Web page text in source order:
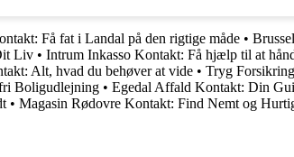
Få fat i Landal på den rigtige måde •
Liv • Intrum Inkasso Kontakt: Få hjælp til at
Alt, hvad du behøver at vide • Tryg
Boligudlejning • Egedal Affald Kontakt: Din
• Magasin Rødovre Kontakt: Find Nemt og